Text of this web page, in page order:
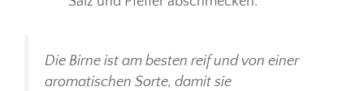
Die Birne ist am besten reif und von einer
aromatischen Sorte, damit sie